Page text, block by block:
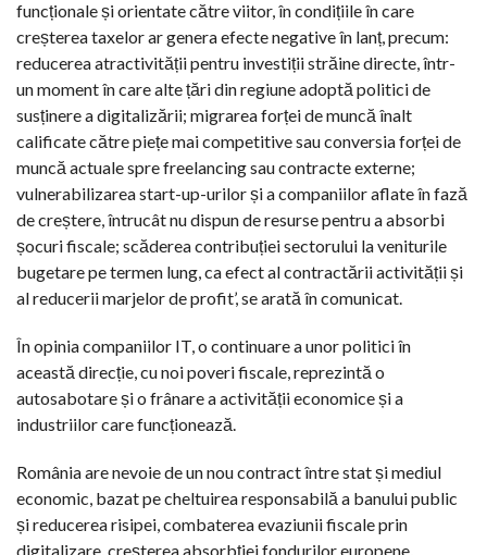
funcționale și orientate către viitor, în condițiile în care
creșterea taxelor ar genera efecte negative în lanț, precum:
reducerea atractivității pentru investiții străine directe, într-
un moment în care alte țări din regiune adoptă politici de
susținere a digitalizării; migrarea forței de muncă înalt
calificate către piețe mai competitive sau conversia forței de
muncă actuale spre freelancing sau contracte externe;
vulnerabilizarea start-up-urilor și a companiilor aflate în fază
de creștere, întrucât nu dispun de resurse pentru a absorbi
șocuri fiscale; scăderea contribuției sectorului la veniturile
bugetare pe termen lung, ca efect al contractării activității și
al reducerii marjelor de profit’, se arată în comunicat.
În opinia companiilor IT, o continuare a unor politici în
această direcție, cu noi poveri fiscale, reprezintă o
autosabotare și o frânare a activității economice și a
industriilor care funcționează.
România are nevoie de un nou contract între stat și mediul
economic, bazat pe cheltuirea responsabilă a banului public
și reducerea risipei, combaterea evaziunii fiscale prin
digitalizare, creșterea absorbției fondurilor europene,